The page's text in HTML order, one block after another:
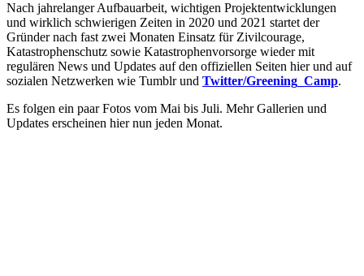
Nach jahrelanger Aufbauarbeit, wichtigen Projektentwicklungen
und wirklich schwierigen Zeiten in 2020 und 2021 startet der
Gründer nach fast zwei Monaten Einsatz für Zivilcourage,
Katastrophenschutz sowie Katastrophenvorsorge wieder mit
regulären News und Updates auf den offiziellen Seiten hier und auf
sozialen Netzwerken wie Tumblr und Twitter/Greening_Camp.
Es folgen ein paar Fotos vom Mai bis Juli. Mehr Gallerien und
Updates erscheinen hier nun jeden Monat.